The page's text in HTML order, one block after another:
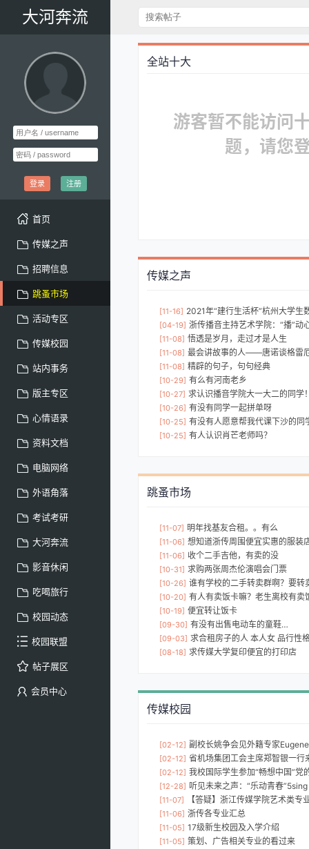
大河奔流
登录 注册
首页
传媒之声
招聘信息
跳蚤市场
活动专区
传媒校园
站内事务
版主专区
心情语录
资料文档
电脑网络
外语角落
考试考研
大河奔流
影音休闲
吃喝旅行
校园动态
校园联盟
帖子展区
会员中心
全站十大
游客暂不能访问
题，请您
传媒之声
[11-16] 2021年“建行生活杯”杭州大学生数智大赛来啦！最高赢取6000元激励！
[04-19] 浙传播音主持艺术学院：“播”动
[11-08] 悟透是岁月，走过才是人生
[11-08] 最会讲故事的人——唐诺谈格雷
[11-08] 精辟的句子，句句经典
[10-29] 有么有河南老乡
[10-27] 求认识播音学院大一大二的同学
[10-26] 有没有同学一起拼单呀
[10-25] 有没有人愿意帮我代课下沙的同学。男生
[10-25] 有人认识肖芒老师吗？
跳蚤市场
[11-07] 明年找基友合租。。有么
[11-06] 想知道浙传周围便宜实惠的服装
[11-06] 收个二手吉他，有卖的没
[10-31] 求购两张周杰伦演唱会门票
[10-26] 谁有学校的二手转卖群啊？要转
[10-20] 有人有卖饭卡嘛？老生离校有卖
[10-19] 便宜转让饭卡
[09-30] 有没有出售电动车的童鞋…
[09-03] 求合租房子的人 本人女 品行性格良好
[08-18] 求传媒大学复印便宜的打印店
传媒校园
[02-12] 副校长姚争会见外籍专家
[02-12] 省机场集团工会主席郑智银一行
[02-12] 我校国际学生参加“畅想中国”党的二
[12-28] 听见未来之声：“乐动青春”5sing 15
[11-07] 【答疑】浙江传媒学院艺术类专业
[11-06] 浙传各专业汇总
[11-05] 17级新生校园及入学介绍
[11-05] 策划、广告相关专业的看过来